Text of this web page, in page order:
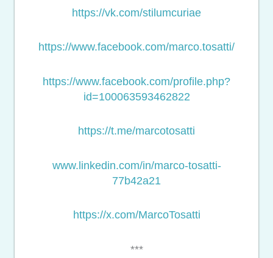
https://vk.com/stilumcuriae
https://www.facebook.com/marco.tosatti/
https://www.facebook.com/profile.php?
id=100063593462822
https://t.me/marcotosatti
www.linkedin.com/in/marco-tosatti-
77b42a21
https://x.com/MarcoTosatti
***